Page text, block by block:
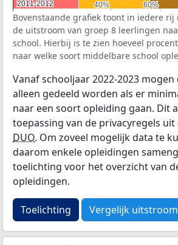
40%
40% 60%
60%
2011-2012
2011-2012
Bovenstaande grafiek toont in iedere rij
de uitstroom van groep 8 leerlingen
school. Hierbij is te zien hoeveel
naar welke soort middelbare school
Vanaf schooljaar 2022-2023 mogen
alleen gedeeld worden als er
naar een soort opleiding gaan. Dit
toepassing van de privacyregels uit
DUO. Om zoveel mogelijk data te
daarom enkele opleidingen
toelichting voor het overzicht van
opleidingen.
Toelichting Vergelijk uitstroom